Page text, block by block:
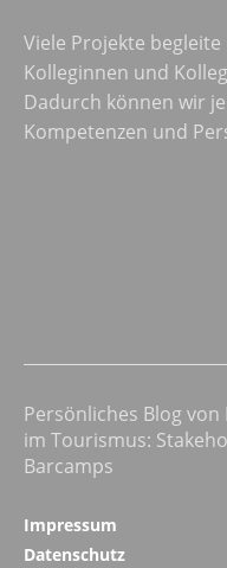
Viele Projekte
Kolleginnen und
Dadurch können wir
Kompetenzen und
Persönliches Blog
im Tourismus:
Barcamps
Impressum
Datenschutz